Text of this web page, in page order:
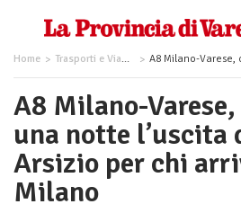
Home Trasporti e Viabilità A8 Milano-Varese, chiusa per una notte l’uscita di
A8 Milano-
una notte l’uscita
Arsizio per chi
Milano